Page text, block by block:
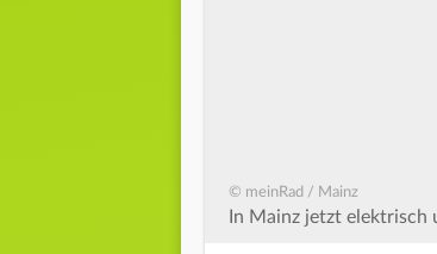
© meinRad / Mainz
In Mainz jetzt elektrisch